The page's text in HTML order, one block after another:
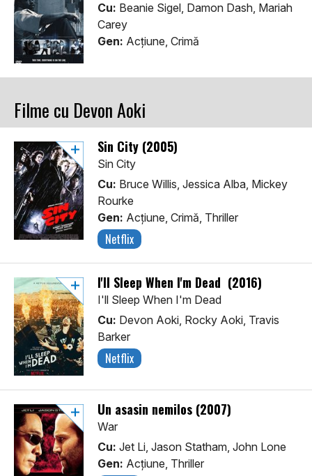
Cu: Beanie Sigel, Damon Dash, Mariah
Carey
Gen: Acţiune, Crimă
Filme cu Devon Aoki
Sin City (2005)
Sin City
Cu: Bruce Willis, Jessica Alba, Mickey
Rourke
Gen: Acţiune, Crimă, Thriller
Netflix
I'll Sleep When I'm Dead (2016)
I'll Sleep When I'm Dead
Cu: Devon Aoki, Rocky Aoki, Travis
Barker
Netflix
Un asasin nemilos (2007)
War
Cu: Jet Li, Jason Statham, John Lone
Gen: Acţiune, Thriller